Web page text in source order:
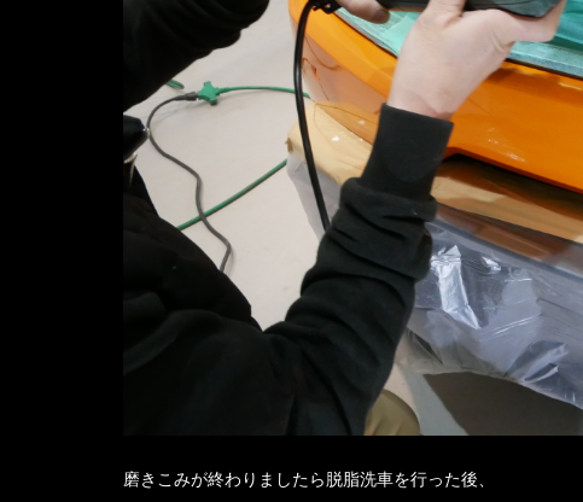
磨きこみが終わりましたら脱脂洗車を行った後、